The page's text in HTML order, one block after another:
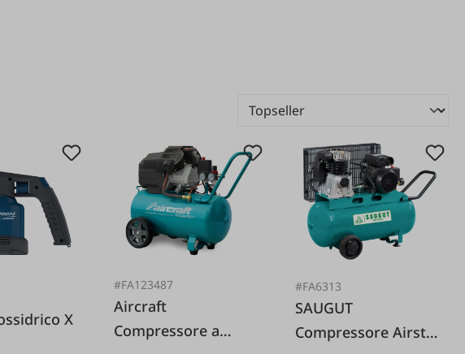
X
#FA123487
Aircraft
Compressore a
#FA6313
SAUGUT
Compressore Airstar